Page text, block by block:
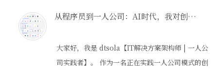
从程序员到一人公司：AI时代，我对创业的全新定义"氛围创业"
大家好，我是 dtsola【IT解决方案架构师 | 一人公
司实践者】。 作为一名正在实践一人公司模式的创